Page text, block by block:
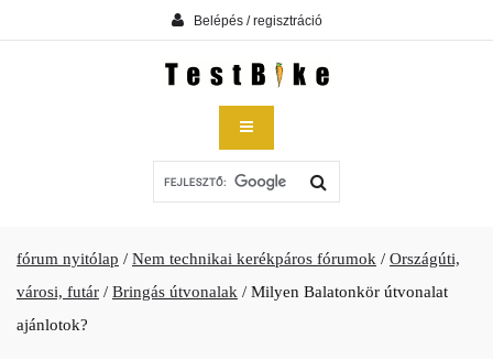
Belépés / regisztráció
fórum nyitólap / Nem technikai kerékpáros fórumok / Országúti,
városi, futár / Bringás útvonalak / Milyen Balatonkör útvonalat
ajánlotok?